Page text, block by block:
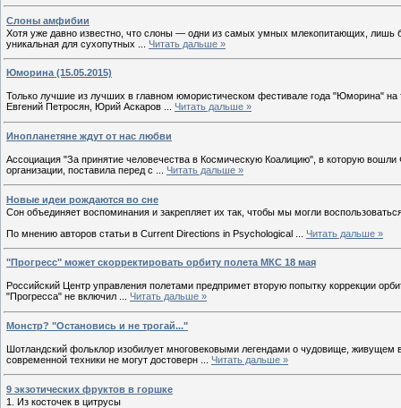
Слоны амфибии
Хотя уже давно известно, что слоны — одни из самых умных млекопитающих, лишь
уникальная для сухопутных
Читать дальше »
Юморина (15.05.2015)
Только лучшие из лучших в главном юмористическом фестивале года "Юморина"
Евгений Петросян, Юрий Аскаров ... Читать дальше »
Инопланетяне ждут от нас любви
Ассоциация "За принятие человечества в Космическую Коалицию", в которую
организации, поставила перед с
Читать дальше »
Новые идеи рождаются во сне
Cон объединяет воспоминания и закрепляет их так, чтобы мы могли
По мнению авторов статьи в Current Directions in Psychological
Читать дальше »
"Прогресс" может скорректировать орбиту полета МКС 18 мая
Российский Центр управления полетами предпримет вторую попытку коррекции
"Прогресса" не включил ... Читать дальше »
Монстр? "Остановись и не трогай..."
Шотландский фольклор изобилует многовековыми легендами о чудовище,
современной техники не могут достоверн
Читать дальше »
9 экзотических фруктов в горшке
1. Из косточек в цитрусы